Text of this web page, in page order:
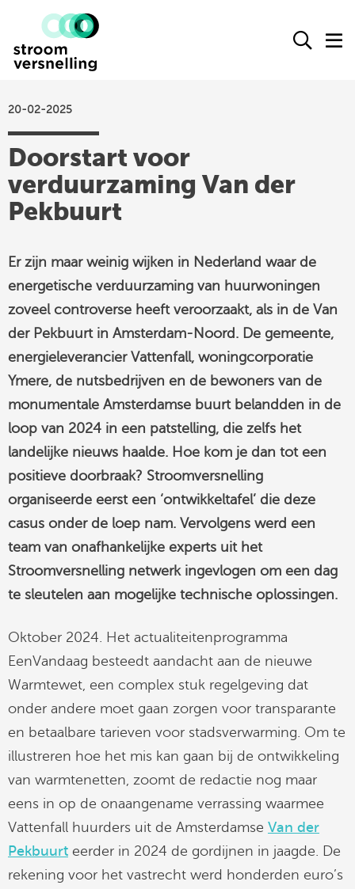
Stroomversnelling
agenda
kennisproducten
leden
contact
Stroomversnelling
op
linkedin
20-02-2025
Doorstart voor
verduurzaming Van der
Pekbuurt
Er zijn maar weinig wijken in Nederland waar de
energetische verduurzaming van huurwoningen
zoveel controverse heeft veroorzaakt, als in de Van
der Pekbuurt in Amsterdam-Noord. De gemeente,
energieleverancier Vattenfall, woningcorporatie
Ymere, de nutsbedrijven en de bewoners van de
monumentale Amsterdamse buurt belandden in de
loop van 2024 in een patstelling, die zelfs het
landelijke nieuws haalde. Hoe kom je dan tot een
positieve doorbraak? Stroomversnelling
organiseerde eerst een ‘ontwikkeltafel’ die deze
casus onder de loep nam. Vervolgens werd een
team van onafhankelijke experts uit het
Stroomversnelling netwerk ingevlogen om een dag
te sleutelen aan mogelijke technische oplossingen.
Oktober 2024. Het actualiteitenprogramma
EenVandaag besteedt aandacht aan de nieuwe
Warmtewet, een complex stuk regelgeving dat
onder andere moet gaan zorgen voor transparante
en betaalbare tarieven voor stadsverwarming. Om te
illustreren hoe het mis kan gaan bij de ontwikkeling
van warmtenetten, zoomt de redactie nog maar
eens in op de onaangename verrassing waarmee
Vattenfall huurders uit de Amsterdamse Van der
Pekbuurt eerder in 2024 de gordijnen in jaagde. De
rekening voor het vastrecht werd honderden euro’s